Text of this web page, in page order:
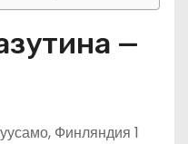
—
Финляндия 1